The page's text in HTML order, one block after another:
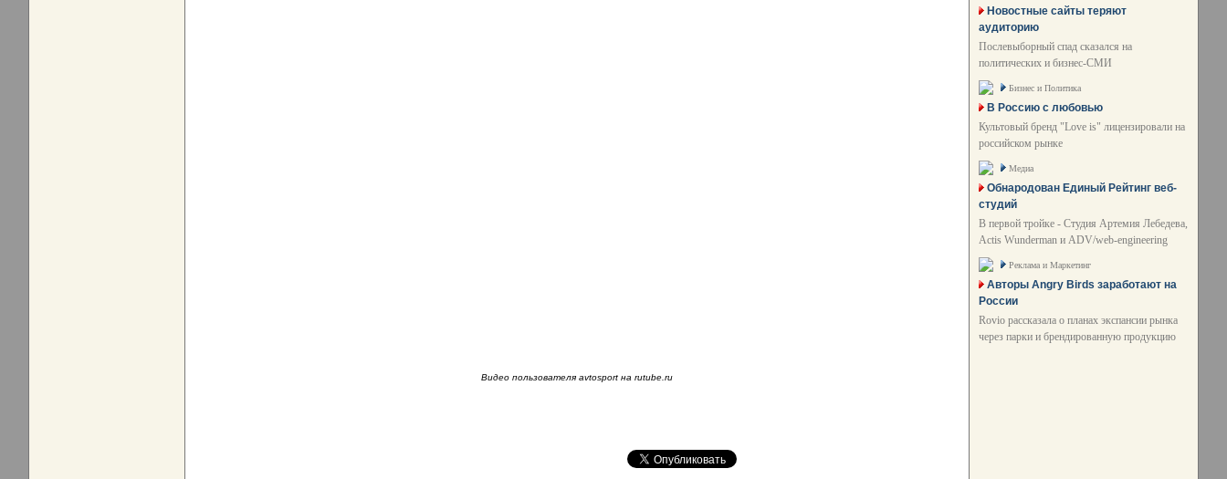
Видео пользователя avtosport на rutube.ru
Новостные сайты теряют
аудиторию
Послевыборный спад сказался на
политических и бизнес-СМИ
Бизнес и Политика
В Россию с любовью
Культовый бренд "Love is" лицензировали на
российском рынке
Медиа
Обнародован Единый Рейтинг веб-
студий
В первой тройке - Студия Артемия Лебедева,
Actis Wunderman и ADV/web-engineering
Реклама и Маркетинг
Авторы Angry Birds заработают на
России
Rovio рассказала о планах экспансии рынка
через парки и брендированную продукцию